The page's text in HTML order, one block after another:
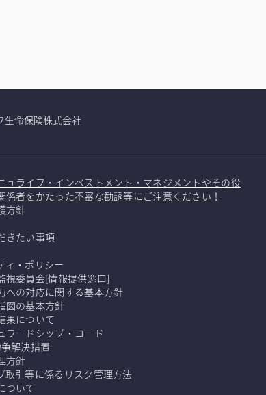
生命保険株式会社
ュライフ・インベストメント・マネジメントやその役
係者をかたった不審な勧誘等にご注意ください！
方針
きたい事項
ィ・ポリシー
視委員会[情報提供窓口]
への対応に関する基本方針
図の基本方針
果について
ワードシップ・コード
解決措置
方針
取引等に係るリスク管理方法
ついて